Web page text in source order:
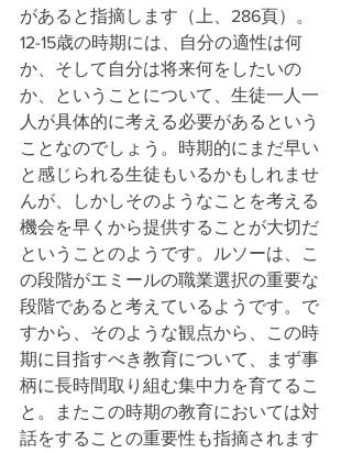
があると指摘します（上、286頁）。
12-15歳の時期には、自分の適性は何
か、そして自分は将来何をしたいの
か、ということについて、生徒一人一
人が具体的に考える必要があるという
ことなのでしょう。時期的にまだ早い
と感じられる生徒もいるかもしれませ
んが、しかしそのようなことを考える
機会を早くから提供することが大切だ
ということのようです。ルソーは、こ
の段階がエミールの職業選択の重要な
段階であると考えているようです。で
すから、そのような観点から、この時
期に目指すべき教育について、まず事
柄に長時間取り組む集中力を育てるこ
と。またこの時期の教育においては対
話をすることの重要性も指摘されます